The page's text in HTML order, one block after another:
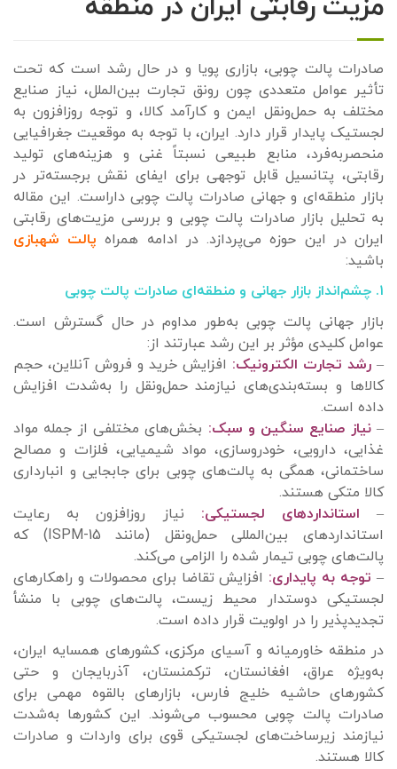
صادرات پالت چوبی، بازاری پویا و در حال رشد است که تحت
تأثیر عوامل متعددی چون رونق تجارت بین‌الملل، نیاز صنایع
مختلف به حمل‌ونقل ایمن و کارآمد کالا، و توجه روزافزون به
لجستیک پایدار قرار دارد. ایران، با توجه به موقعیت جغرافیایی
منحصربه‌فرد، منابع طبیعی نسبتاً غنی و هزینه‌های تولید
رقابتی، پتانسیل قابل توجهی برای ایفای نقش برجسته‌تر در
بازار منطقه‌ای و جهانی صادرات پالت چوبی داراست. این مقاله
به تحلیل بازار صادرات پالت چوبی و بررسی مزیت‌های رقابتی
ایران در این حوزه می‌پردازد. در ادامه همراه پالت شهبازی
باشید:
۱. چشم‌انداز بازار جهانی و منطقه‌ای صادرات پالت چوبی
بازار جهانی پالت چوبی به‌طور مداوم در حال گسترش است.
عوامل کلیدی مؤثر بر این رشد عبارتند از:
– رشد تجارت الکترونیک: افزایش خرید و فروش آنلاین، حجم
کالاها و بسته‌بندی‌های نیازمند حمل‌ونقل را به‌شدت افزایش
داده است.
–نیاز صنایع سنگین و سبک: بخش‌های مختلفی از جمله مواد
غذایی، دارویی، خودروسازی، مواد شیمیایی، فلزات و مصالح
ساختمانی، همگی به پالت‌های چوبی برای جابجایی و انبارداری
کالا متکی هستند.
– استانداردهای لجستیکی: نیاز روزافزون به رعایت
استانداردهای بین‌المللی حمل‌ونقل (مانند ISPM-15) که
پالت‌های چوبی تیمار شده را الزامی می‌کند.
– توجه به پایداری: افزایش تقاضا برای محصولات و راهکارهای
لجستیکی دوستدار محیط زیست، پالت‌های چوبی با منشأ
تجدیدپذیر را در اولویت قرار داده است.
در منطقه خاورمیانه و آسیای مرکزی، کشورهای همسایه ایران،
به‌ویژه عراق، افغانستان، ترکمنستان، آذربایجان و حتی
کشورهای حاشیه خلیج فارس، بازارهای بالقوه مهمی برای
صادرات پالت چوبی محسوب می‌شوند. این کشورها به‌شدت
نیازمند زیرساخت‌های لجستیکی قوی برای واردات و صادرات
کالا هستند.